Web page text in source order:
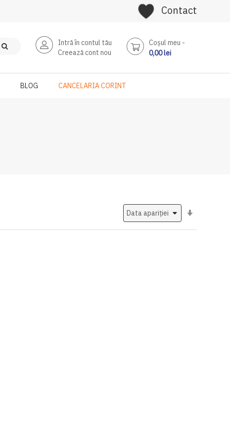
Contact
Intră în contul tău
Creează cont nou
Coşul meu
0,00 lei
BLOG CANCELARIA CORINT